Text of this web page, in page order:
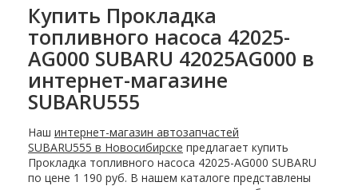
Купить Прокладка
топливного насоса 42025-
AG000 SUBARU 42025AG000 в
интернет-магазине
SUBARU555
Наш интернет-магазин автозапчастей
SUBARU555 в Новосибирске предлагает купить
Прокладка топливного насоса 42025-AG000 SUBARU
по цене 1 190 руб. В нашем каталоге представлены